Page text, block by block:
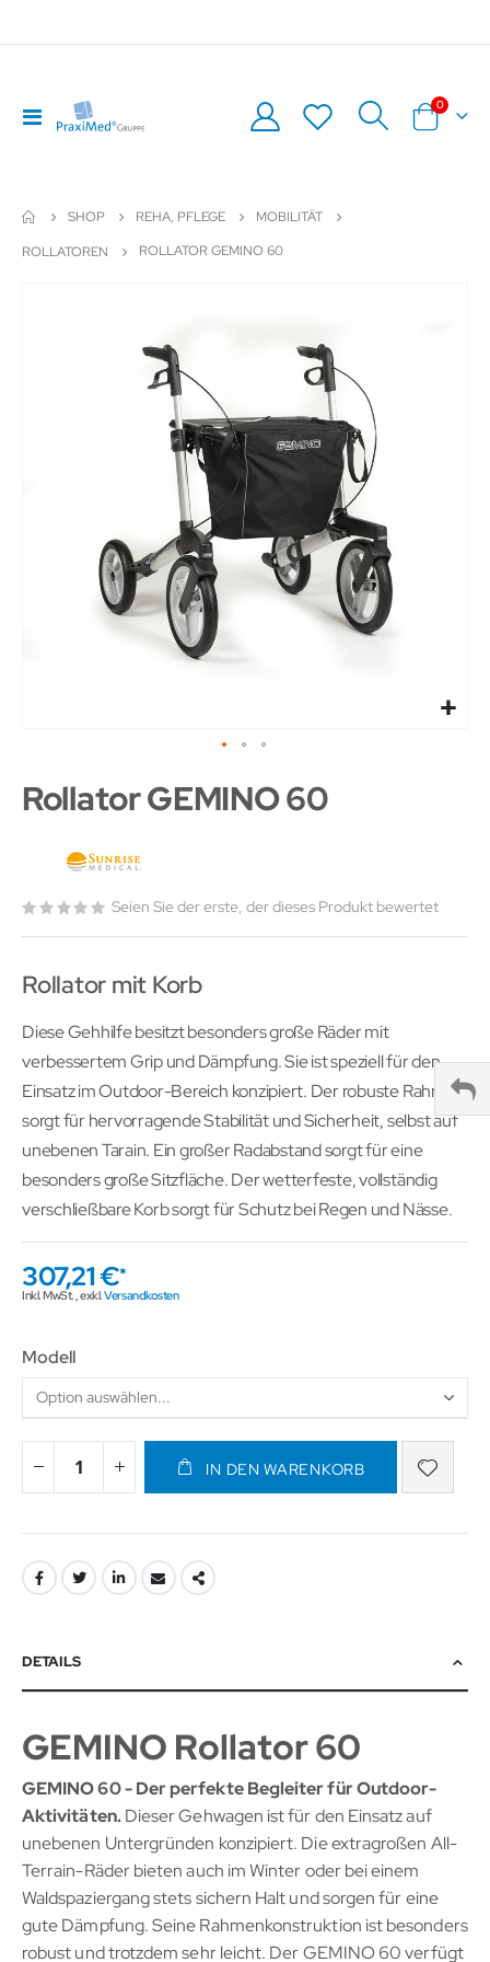
Navigation
umschalten
Warenkorb
0Artikel
SHOP REHA, PFLEGE
MOBILITÄT
ROLLATOREN
ROLLATOR GEMINO 60
Rollator GEMINO 60
Seien Sie der erste, der dieses Produkt bewertet
Rollator mit Korb
Diese Gehhilfe besitzt besonders große Räder mit
verbessertem Grip und Dämpfung. Sie ist speziell für den
Einsatz im Outdoor-Bereich konzipiert. Der robuste Rahmen
sorgt für hervorragende Stabilität und Sicherheit, selbst auf
unebenen Tarain. Ein großer Radabstand sorgt für eine
besonders große Sitzfläche. Der wetterfeste, vollständig
verschließbare Korb sorgt für Schutz bei Regen und Nässe.
307,21 €
Inkl. MwSt.,exkl.Versandkosten
Modell
IN DEN WARENKORB
DETAILS
GEMINO Rollator 60
GEMINO 60 - Der perfekte Begleiter für Outdoor-
Aktivitäten.Dieser Gehwagen ist für den Einsatz auf
unebenen Untergründen konzipiert. Die extragroßen All-
Terrain-Räder bieten auch im Winter oder bei einem
Waldspaziergang stets sichern Halt und sorgen für eine
gute Dämpfung. Seine Rahmenkonstruktion ist besonders
robust und trotzdem sehr leicht. Der GEMINO 60 verfügt